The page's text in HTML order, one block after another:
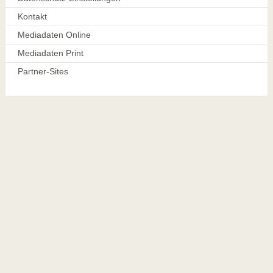
Kontakt
Mediadaten Online
Mediadaten Print
Partner-Sites